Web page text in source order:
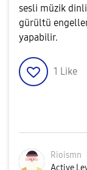
sesli müzik
gürültü
yapabilir.
1 Like
Rioismn
Active